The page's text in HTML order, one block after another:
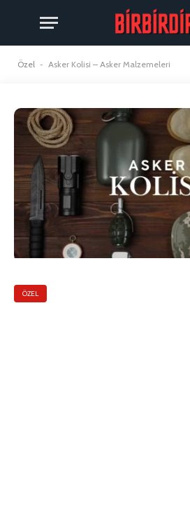
Özel - Asker Kolisi – Asker Malzemeleri
ÖZEL